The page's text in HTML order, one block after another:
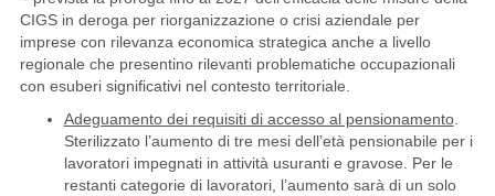
CIGS in deroga per riorganizzazione o crisi aziendale per
imprese con rilevanza economica strategica anche a livello
regionale che presentino rilevanti problematiche occupazionali
con esuberi significativi nel contesto territoriale.
Adeguamento dei requisiti di accesso al pensionamento.
Sterilizzato l’aumento di tre mesi dell’età pensionabile per i
lavoratori impegnati in attività usuranti e gravose. Per le
restanti categorie di lavoratori, l’aumento sarà di un solo